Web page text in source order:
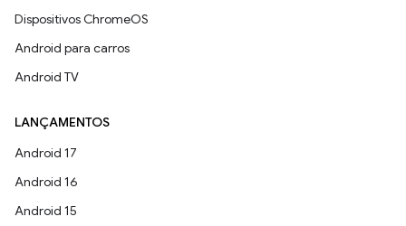
Dispositivos ChromeOS
Android para carros
Android TV
LANÇAMENTOS
Android 17
Android 16
Android 15